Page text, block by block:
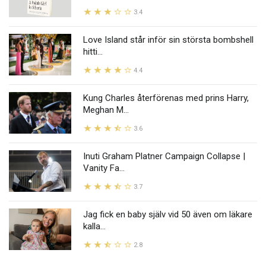
3.4
Love Island står inför sin största bombshell
hitti...
4.4
Kung Charles återförenas med prins Harry,
Meghan M...
3.6
Inuti Graham Platner Campaign Collapse |
Vanity Fa...
3.7
Jag fick en baby själv vid 50 även om läkare
kalla...
2.8